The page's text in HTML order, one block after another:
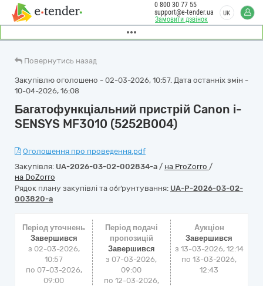
Замовити дзвінок
0 800 30 77 55
support@e-tender.ua
UK
Повернутись назад
Закупівлю оголошено - 02-03-2026, 10:57. Дата останніх змін -
10-04-2026, 16:08
Багатофункціальний пристрій Canon i-
SENSYS MF3010 (5252B004)
Оголошення про проведення.pdf
Закупівля: UA-2026-03-02-002834-a / на ProZorro /
на DoZorro
Рядок плану закупівлі та обґрунтування: UA-P-2026-03-02-
003820-a
Період уточнень
Завершився
з 02-03-2026,
10:57
по 07-03-2026,
09:00
Період подачі
пропозицій
Завершився
з 07-03-2026,
09:00
по 12-03-2026,
Аукціон
Завершився
з 13-03-2026, 12:14
по13-03-2026,
12:43